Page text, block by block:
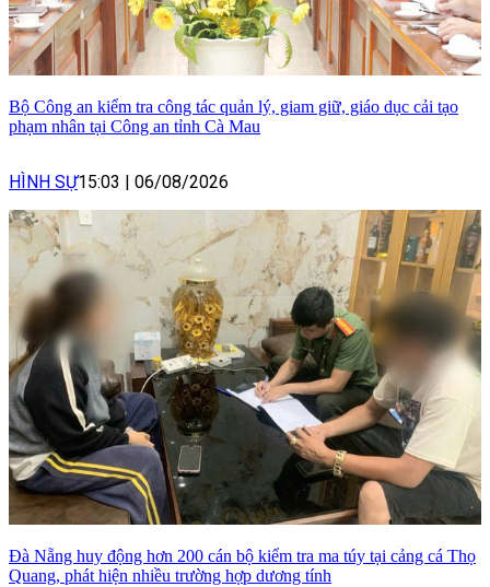
Bộ Công an kiểm tra công tác quản lý, giam giữ, giáo dục cải tạo
phạm nhân tại Công an tỉnh Cà Mau
HÌNH SỰ15:03 | 06/08/2026
Đà Nẵng huy động hơn 200 cán bộ kiểm tra ma túy tại cảng cá Thọ
Quang, phát hiện nhiều trường hợp dương tính